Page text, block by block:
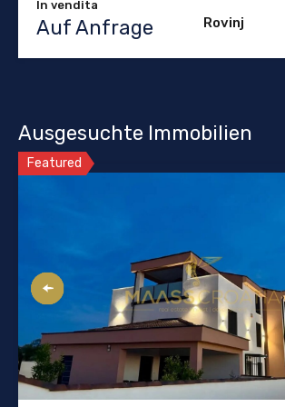
In vendita
Auf Anfrage Rovinj
Ausgesuchte Immobilien
Featured